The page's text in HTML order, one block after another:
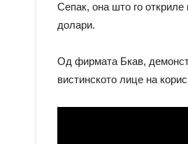
Сепак, она што го откриле
долари.
Од фирмата Бкав,
вистинското лице на